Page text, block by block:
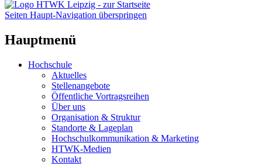
Seiten Haupt-Navigation überspringen
Hauptmenü
Hochschule
Aktuelles
Stellenangebote
Öffentliche Vortragsreihen
Über uns
Organisation & Struktur
Standorte & Lageplan
Hochschulkommunikation & Marketing
HTWK-Medien
Kontakt